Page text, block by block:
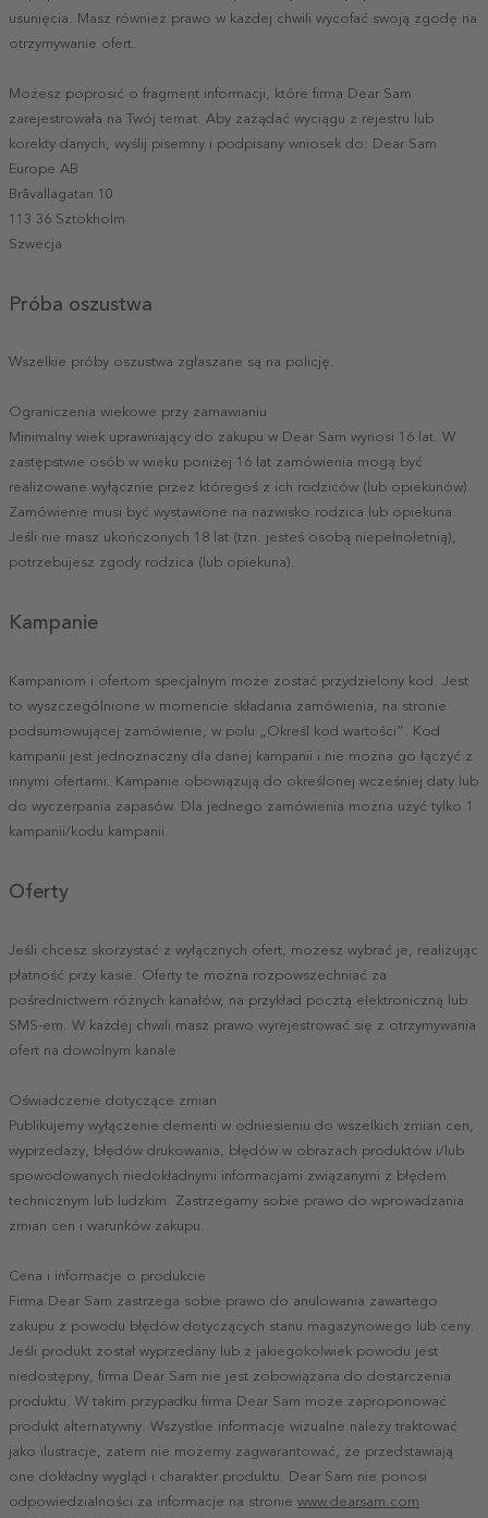
usunięcia. Masz również prawo w każdej chwili wycofać swoją zgodę na
otrzymywanie ofert.
Możesz poprosić o fragment informacji, które firma Dear Sam
zarejestrowała na Twój temat. Aby zażądać wyciągu z rejestru lub
korekty danych, wyślij pisemny i podpisany wniosek do: Dear Sam
Europe AB
Bråvallagatan 10
113 36 Sztokholm
Szwecja
Próba oszustwa
Wszelkie próby oszustwa zgłaszane są na policję.
Ograniczenia wiekowe przy zamawianiu
Minimalny wiek uprawniający do zakupu w Dear Sam wynosi 16 lat. W
zastępstwie osób w wieku poniżej 16 lat zamówienia mogą być
realizowane wyłącznie przez któregoś z ich rodziców (lub opiekunów).
Zamówienie musi być wystawione na nazwisko rodzica lub opiekuna.
Jeśli nie masz ukończonych 18 lat (tzn. jesteś osobą niepełnoletnią),
potrzebujesz zgody rodzica (lub opiekuna).
Kampanie
Kampaniom i ofertom specjalnym może zostać przydzielony kod. Jest
to wyszczególnione w momencie składania zamówienia, na stronie
podsumowującej zamówienie, w polu „Określ kod wartości”. Kod
kampanii jest jednoznaczny dla danej kampanii i nie można go łączyć z
innymi ofertami. Kampanie obowiązują do określonej wcześniej daty lub
do wyczerpania zapasów. Dla jednego zamówienia można użyć tylko 1
kampanii/kodu kampanii.
Oferty
Jeśli chcesz skorzystać z wyłącznych ofert, możesz wybrać je, realizując
płatność przy kasie. Oferty te można rozpowszechniać za
pośrednictwem różnych kanałów, na przykład pocztą elektroniczną lub
SMS-em. W każdej chwili masz prawo wyrejestrować się z otrzymywania
ofert na dowolnym kanale.
Oświadczenie dotyczące zmian
Publikujemy wyłączenie dementi w odniesieniu do wszelkich zmian cen,
wyprzedaży, błędów drukowania, błędów w obrazach produktów i/lub
spowodowanych niedokładnymi informacjami związanymi z błędem
technicznym lub ludzkim. Zastrzegamy sobie prawo do wprowadzania
zmian cen i warunków zakupu.
Cena i informacje o produkcie
Firma Dear Sam zastrzega sobie prawo do anulowania zawartego
zakupu z powodu błędów dotyczących stanu magazynowego lub ceny.
Jeśli produkt został wyprzedany lub z jakiegokolwiek powodu jest
niedostępny, firma Dear Sam nie jest zobowiązana do dostarczenia
produktu. W takim przypadku firma Dear Sam może zaproponować
produkt alternatywny. Wszystkie informacje wizualne należy traktować
jako ilustracje, zatem nie możemy zagwarantować, że przedstawiają
one dokładny wygląd i charakter produktu. Dear Sam nie ponosi
odpowiedzialności za informacje na stronie www.dearsam.com